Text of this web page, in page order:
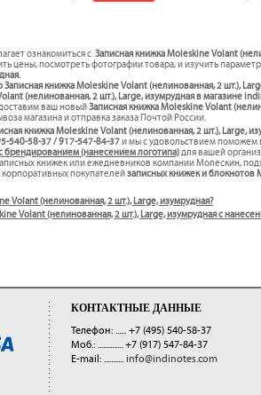
ознакомиться с Записная книжка Moleskine Volant
цены, посмотреть фотографии товара, и изучить
Записная книжка Moleskine Volant (нелинованная, 2 шт.),
(нелинованная, 2 шт.), Large, изумрудная в магазине
ваш новыйЗаписная книжка Moleskine Volant
магазина и отправка заказа Почтой России.
книжка Moleskine Volant (нелинованная, 2 шт.), Large,
540-58-37 / 917-547-84-37и мы с удовольствием поможем
брендированием (нанесением логотипа)для вашей
книжек или ежедневников компании Молескин,
покупателейзаписных книжек и блокнотов
Volant (нелинованная, 2 шт.), Large, изумрудная?
Volant (нелинованная, 2 шт.), Large, изумрудная с
КОНТАКТНЫЕ ДАННЫЕ
Телефон: ...... +7 (495) 540-58-37
Моб.: .............. +7 (917) 547-84-37
E-mail: ........... info@indinotes.com